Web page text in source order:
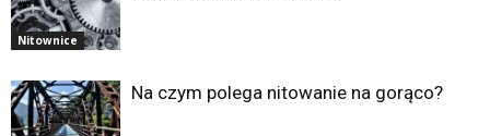
Nitownice
Na czym polega nitowanie na gorąco?